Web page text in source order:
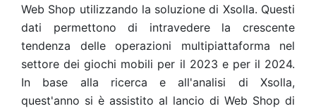
Web Shop utilizzando la soluzione di Xsolla. Questi
dati permettono di intravedere la crescente
tendenza delle operazioni multipiattaforma nel
settore dei giochi mobili per il 2023 e per il 2024.
In base alla ricerca e all'analisi di Xsolla,
quest'anno si è assistito al lancio di Web Shop di